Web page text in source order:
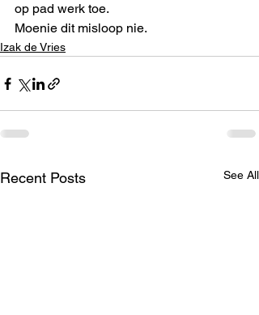
op pad werk toe.
Moenie dit misloop nie.
Izak de Vries
Recent Posts See All